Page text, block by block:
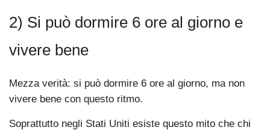
2) Si può dormire 6 ore al giorno e
vivere bene
Mezza verità: si può dormire 6 ore al giorno, ma non
vivere bene con questo ritmo.
Soprattutto negli Stati Uniti esiste questo mito che chi